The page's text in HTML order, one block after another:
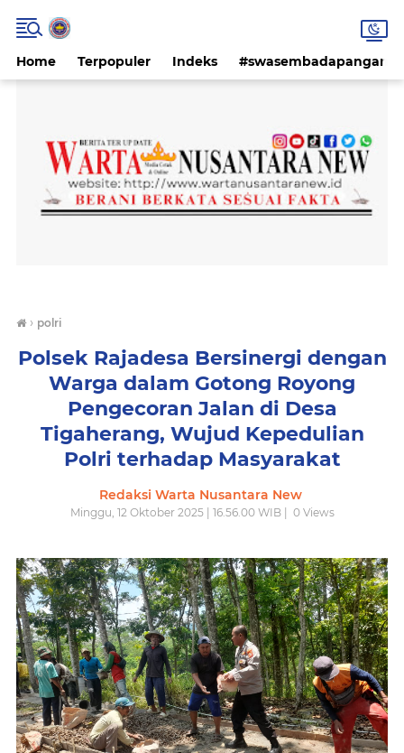
Home Terpopuler Indeks #swasembadapangan
› polri
Polsek Rajadesa Bersinergi dengan
Warga dalam Gotong Royong
Pengecoran Jalan di Desa
Tigaherang, Wujud Kepedulian
Polri terhadap Masyarakat
Redaksi Warta Nusantara New
Minggu, 12 Oktober 2025 | 16.56.00 WIB | 0Views